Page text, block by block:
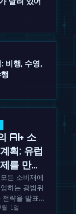
비행, 수영,
AI+ 소
획: 유럽
를 만드
모든 가
봇을 보
든 소비재에
하는 광범위
전략을 발표
. 유럽이 규
월 1일